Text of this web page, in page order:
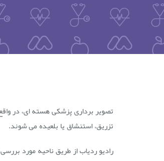
تصویر برداری پزشکی هسته ای، در
تزریق، استنشاق یا بلعیده می شوند.
رادیو ردیاب از طریق ناحیه مورد